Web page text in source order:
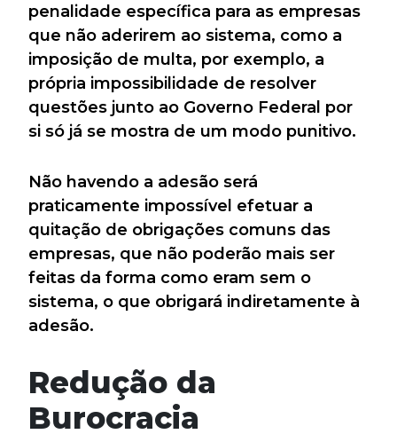
penalidade específica para as empresas
que não aderirem ao sistema, como a
imposição de multa, por exemplo, a
própria impossibilidade de resolver
questões junto ao Governo Federal por
si só já se mostra de um modo punitivo.
Não havendo a adesão será
praticamente impossível efetuar a
quitação de obrigações comuns das
empresas, que não poderão mais ser
feitas da forma como eram sem o
sistema, o que obrigará indiretamente à
adesão.
Redução da
Burocracia